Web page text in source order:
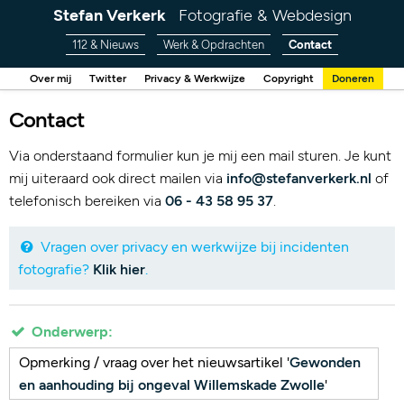
Stefan Verkerk Fotografie & Webdesign
112 & Nieuws Werk & Opdrachten Contact
Over mij Twitter Privacy & Werkwijze Copyright Doneren
Contact
Via onderstaand formulier kun je mij een mail sturen. Je kunt
mij uiteraard ook direct mailen via info@stefanverkerk.nl of
telefonisch bereiken via 06 - 43 58 95 37.
Vragen over privacy en werkwijze bij incidenten
fotografie? Klik hier.
Onderwerp:
Opmerking / vraag over het nieuwsartikel 'Gewonden
en aanhouding bij ongeval Willemskade Zwolle'